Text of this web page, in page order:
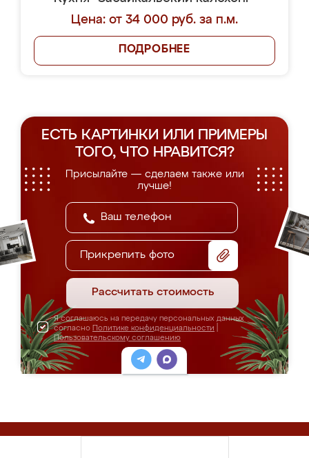
Цена: от 34 000 руб. за п.м.
ПОДРОБНЕЕ
ЕСТЬ КАРТИНКИ ИЛИ ПРИМЕРЫ
ТОГО, ЧТО НРАВИТСЯ?
Присылайте — сделаем также или
лучше!
Прикрепить фото
Рассчитать стоимость
Я соглашаюсь на передачу персональных данных
согласно Политике конфиденциальности
Пользовательскому соглашению